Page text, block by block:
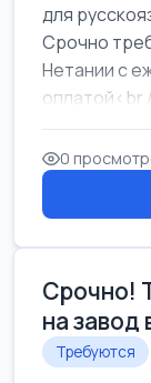
для
Срочно
Нетании с
оплатой<br
Свежие
0
Срочно!
на
Требуются